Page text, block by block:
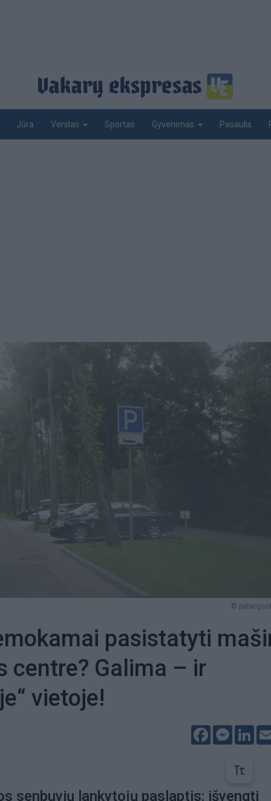
Jūra Verslas Sportas Gyvenimas Pasaulis
©
pasistatyti
centre? Galima – ir
vietoje!
Facebook
senbuvių lankytojų paslaptis: išvengti